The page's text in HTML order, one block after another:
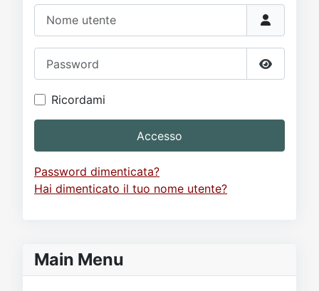
Mostra
Ricordami
Accesso
Password dimenticata?
Hai dimenticato il tuo nome utente?
Main Menu